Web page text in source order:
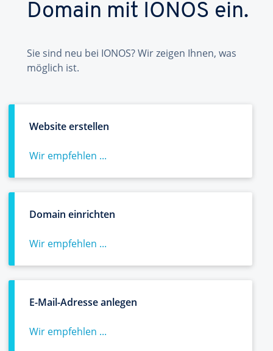
Domain mit IONOS ein.
Sie sind neu bei IONOS? Wir zeigen Ihnen, was
möglich ist.
Website erstellen
Wir empfehlen ...
Domain einrichten
Wir empfehlen ...
E-Mail-Adresse anlegen
Wir empfehlen ...